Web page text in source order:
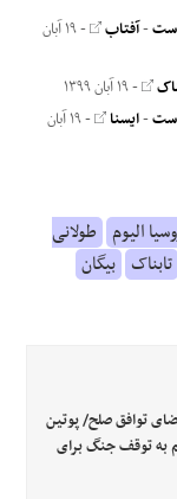
-آفتاب
- ۱۹ آبان
- ۱۹ آبان ۱۳۹۹
-ایسنا
- ۱۹ آبان
الیوم طولانی
تابناک بیگان
توافق صلح/ پوتین
به توقف جنگ برای